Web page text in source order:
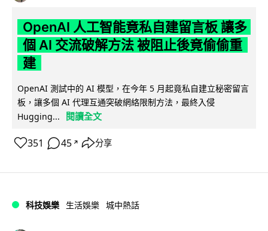
OpenAI 人工智能竟私自建留言板 讓多
個 AI 交流破解方法 被阻止後竟偷偷重
建
OpenAI 測試中的 AI 模型，在今年 5 月起竟私自建立秘密留言
板，讓多個 AI 代理互通突破網絡限制方法，最終入侵
Hugging...
閱讀全文
351 45 ↗ 分享
科技娛樂 生活娛樂 城中熱話